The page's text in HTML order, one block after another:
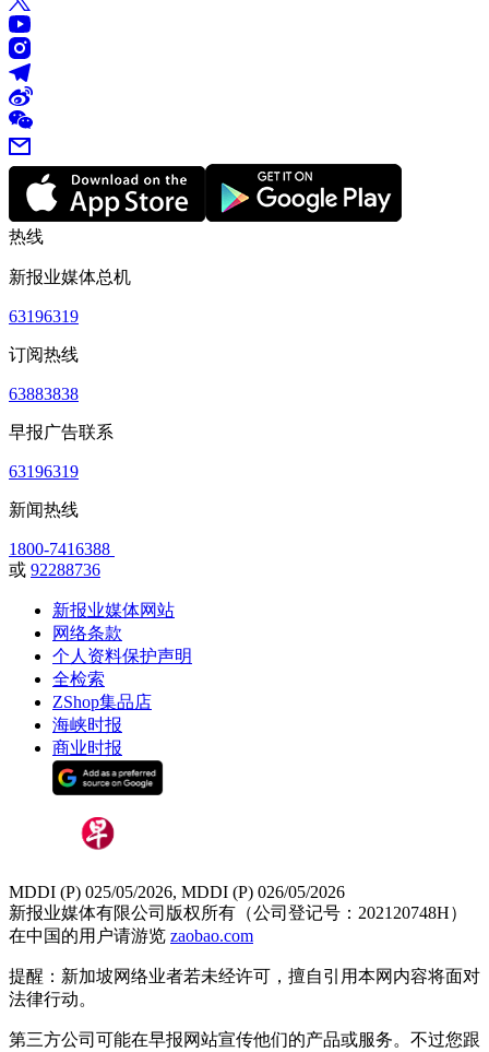
热线
新报业媒体总机
63196319
订阅热线
63883838
早报广告联系
63196319
新闻热线
1800-7416388
或 92288736
新报业媒体网站
网络条款
个人资料保护声明
全检索
ZShop集品店
海峡时报
商业时报
MDDI (P) 025/05/2026, MDDI (P) 026/05/2026
新报业媒体有限公司版权所有（公司登记号：202120748H）
在中国的用户请游览 zaobao.com
提醒：新加坡网络业者若未经许可，擅自引用本网内容将面对
法律行动。
第三方公司可能在早报网站宣传他们的产品或服务。不过您跟